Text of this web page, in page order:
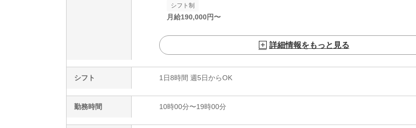
シフト制
月給190,000円〜
詳細情報をもっと見る
シフト 1日8時間 週5日からOK
勤務時間 10時00分〜19時00分